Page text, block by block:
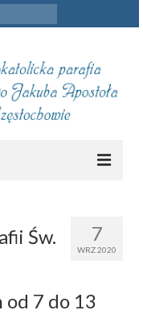
7
WRZ 2020
Św.
od 7 do 13